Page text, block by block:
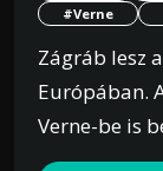
#Verne
Zágráb lesz
Európában.
Verne-be is